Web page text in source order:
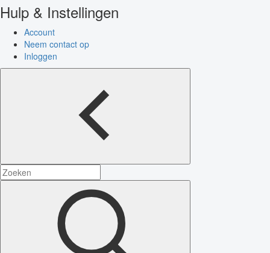
Hulp & Instellingen
Account
Neem contact op
Inloggen